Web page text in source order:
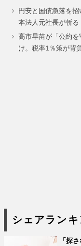
円安と国債急落を
本法人元社長が斬
高市早苗が「公約
け。税率1％策が背
シェアランキ
「探